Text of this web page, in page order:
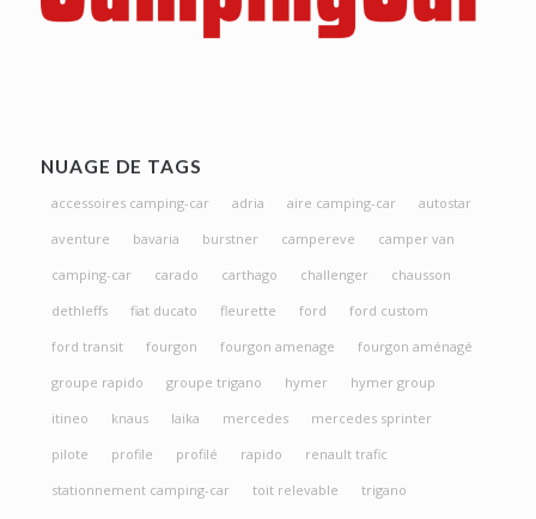
NUAGE DE TAGS
accessoires camping-car adria aire camping-car
autostar
aventure
bavaria burstner campereve
camper van
camping-car
carado carthago challenger
chausson
dethleffs
fiat ducato fleurette ford
ford custom
ford transit
fourgon fourgon amenage
fourgon aménagé
groupe rapido
groupe trigano hymer
hymer group
itineo
knaus laika mercedes
mercedes sprinter
pilote
profile profilé rapido
renault trafic
stationnement camping-car
toit relevable
trigano